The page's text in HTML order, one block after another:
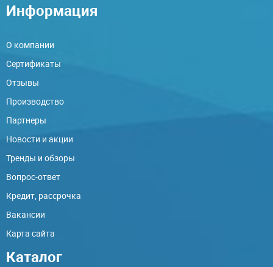
Информация
О компании
Сертификаты
Отзывы
Производство
Партнеры
Новости и акции
Тренды и обзоры
Вопрос-ответ
Кредит, рассрочка
Вакансии
Карта сайта
Каталог